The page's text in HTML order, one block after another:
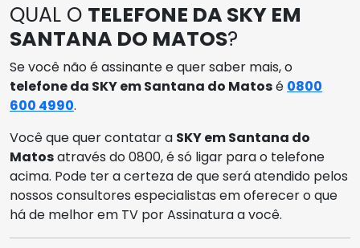
QUAL O TELEFONE DA SKY EM
SANTANA DO MATOS?
Se você não é assinante e quer saber mais, o
telefone da SKY em Santana do Matosé 0800
600 4990.
Você que quer contatar a SKY em Santana do
Matosatravés do 0800, é só ligar para o telefone
acima. Pode ter a certeza de que será atendido pelos
nossos consultores especialistas em oferecer o que
há de melhor em TV por Assinatura a você.